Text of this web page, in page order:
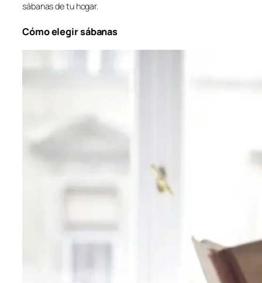
sábanas de tu hogar.
Cómo elegir sábanas